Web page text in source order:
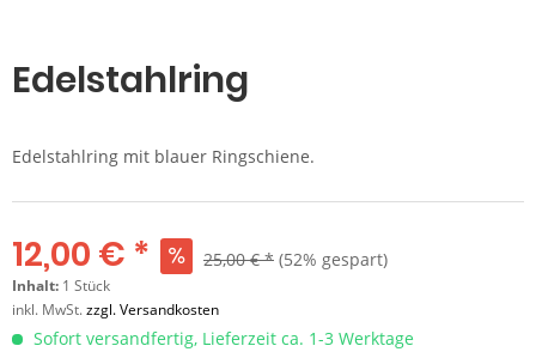
Edelstahlring
Edelstahlring mit blauer Ringschiene.
12,00 € * 25,00 € * (52% gespart)
Inhalt: 1 Stück
inkl. MwSt.zzgl. Versandkosten
Sofort versandfertig, Lieferzeit ca. 1-3 Werktage